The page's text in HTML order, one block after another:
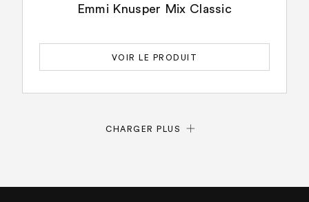
Emmi Knusper Mix Classic
VOIR LE PRODUIT
CHARGER PLUS